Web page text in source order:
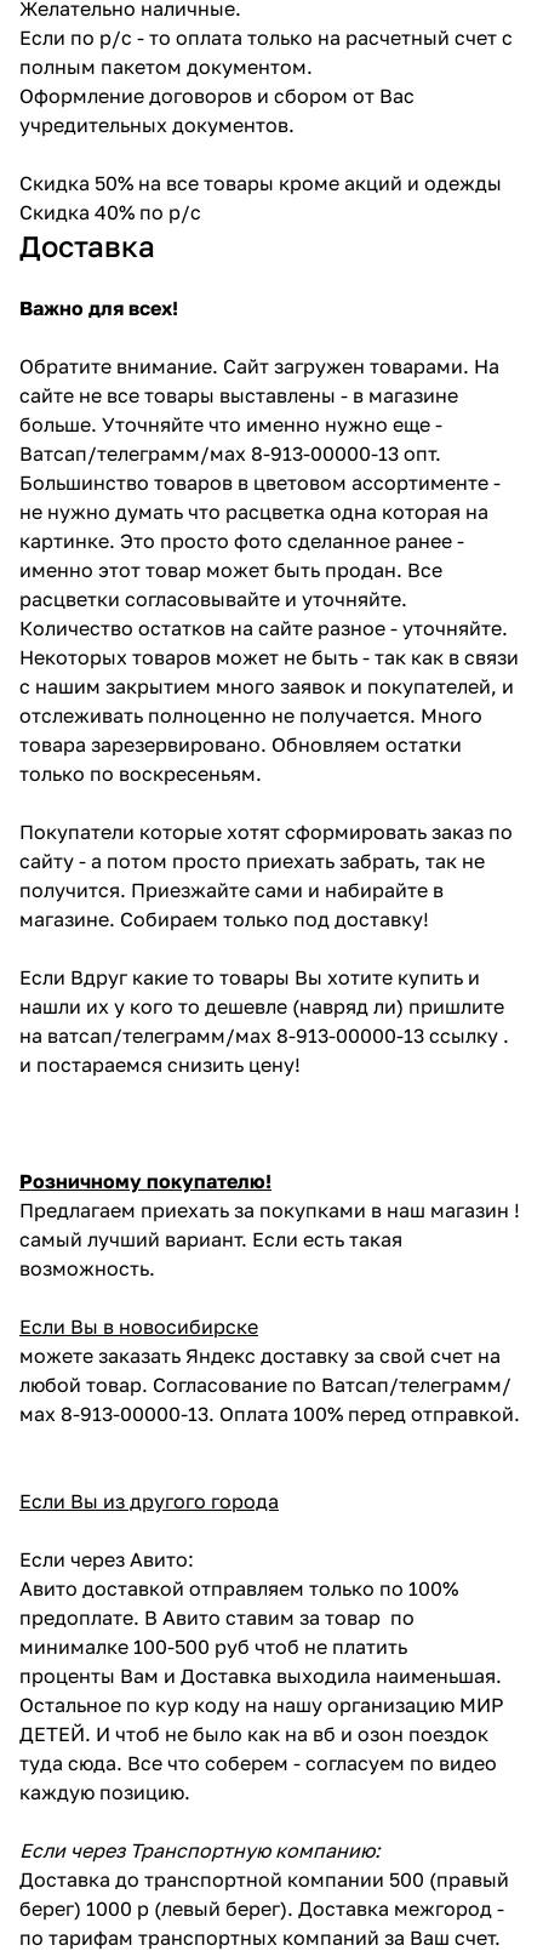
Желательно наличные.
Если по р/с - то оплата только на расчетный счет с
полным пакетом документом.
Оформление договоров и сбором от Вас
учредительных документов.
Скидка 50% на все товары кроме акций и одежды
Скидка 40% по р/с
Доставка
Важно для всех!
Обратите внимание. Сайт загружен товарами. На
сайте не все товары выставлены - в магазине
больше. Уточняйте что именно нужно еще -
Ватсап/телеграмм/мах 8-913-00000-13 опт.
Большинство товаров в цветовом ассортименте -
не нужно думать что расцветка одна которая на
картинке. Это просто фото сделанное ранее -
именно этот товар может быть продан. Все
расцветки согласовывайте и уточняйте.
Количество остатков на сайте разное - уточняйте.
Некоторых товаров может не быть - так как в связи
с нашим закрытием много заявок и покупателей, и
отслеживать полноценно не получается. Много
товара зарезервировано. Обновляем остатки
только по воскресеньям.
Покупатели которые хотят сформировать заказ по
сайту - а потом просто приехать забрать, так не
получится. Приезжайте сами и набирайте в
магазине. Собираем только под доставку!
Если Вдруг какие то товары Вы хотите купить и
нашли их у кого то дешевле (навряд ли) пришлите
на ватсап/телеграмм/мах 8-913-00000-13 ссылку .
и постараемся снизить цену!
Розничному покупателю!
Предлагаем приехать за покупками в наш магазин !
самый лучший вариант. Если есть такая
возможность.
Если Вы в новосибирске
можете заказать Яндекс доставку за свой счет на
любой товар. Согласование по Ватсап/телеграмм/
мах 8-913-00000-13. Оплата 100% перед отправкой.
Если Вы из другого города
Если через Авито:
Авито доставкой отправляем только по 100%
предоплате. В Авито ставим за товар по
минималке 100-500 руб чтоб не платить
проценты Вам и Доставка выходила наименьшая.
Остальное по кур коду на нашу организацию МИР
ДЕТЕЙ. И чтоб не было как на вб и озон поездок
туда сюда. Все что соберем - согласуем по видео
каждую позицию.
Если через Транспортную компанию:
Доставка до транспортной компании 500 (правый
берег) 1000 р (левый берег). Доставка межгород -
по тарифам транспортных компаний за Ваш счет.